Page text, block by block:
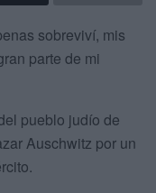
sobreviví, mis
parte de mi
pueblo judío de
Auschwitz por un